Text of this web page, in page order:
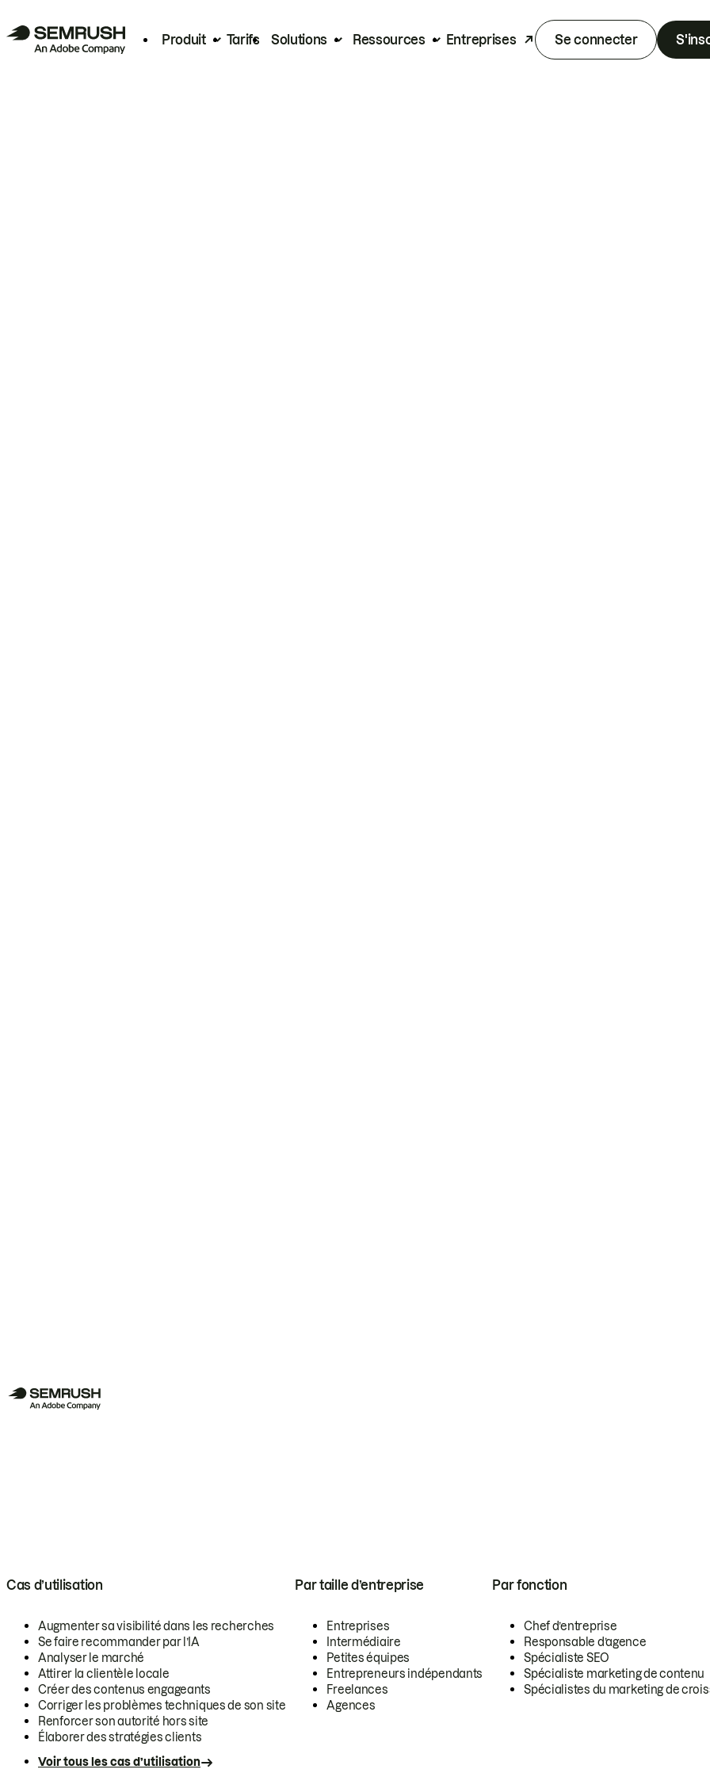
Produit Tarifs Solutions Ressources Entreprises Se connecter
Cas d’utilisation
Augmenter sa visibilité dans les recherches
Se faire recommander par l’IA
Analyser le marché
Attirer la clientèle locale
Créer des contenus engageants
Corriger les problèmes techniques de son site
Renforcer son autorité hors site
Élaborer des stratégies clients
Voir tous les cas d’utilisation
Par taille d’entreprise
Entreprises
Intermédiaire
Petites équipes
Entrepreneurs indépendants
Freelances
Agences
Par fonction
Chef d’entreprise
Responsable d’agence
Spécialiste SEO
Spécialiste marketing de contenu
Spécialistes du marketing de